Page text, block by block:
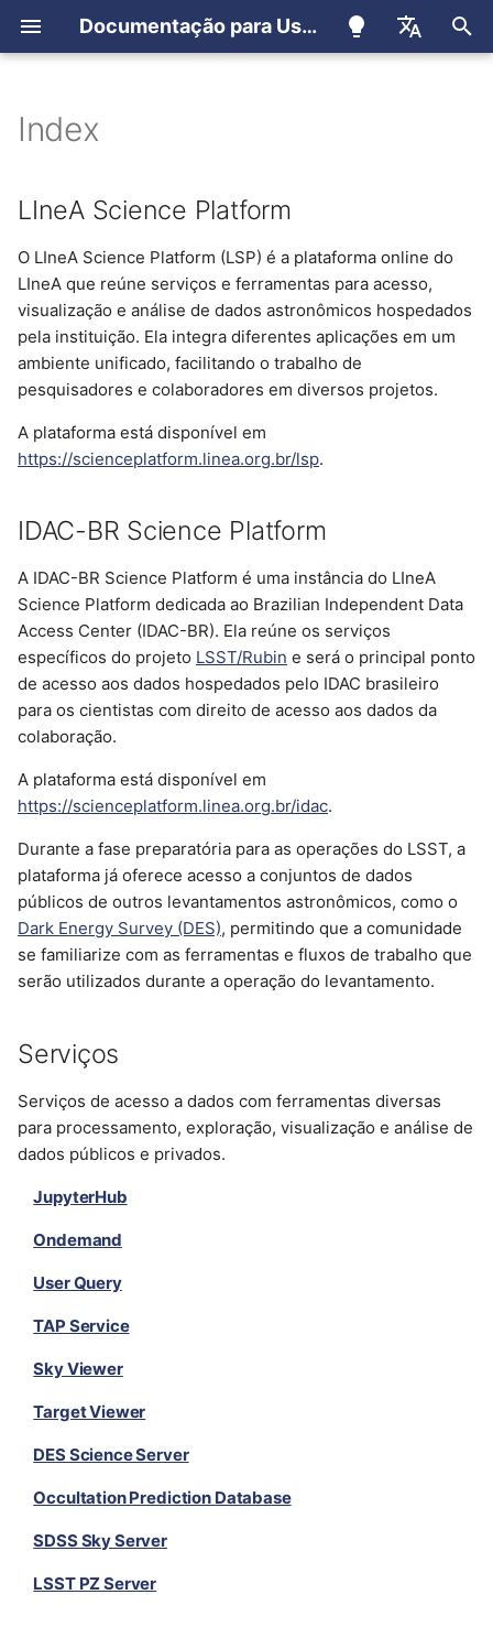
Documentação para Usuários
l
i
z
a
n
a
p
e
s
q
u
a
Registro para membros do
IDAC-BR Science Platform
JupyterHub
Ondemand
User Query
TAP Service
Sky Viewer
Target Viewer
DES Science Server
Occultation Predictions
Database
SDSS Sky Sever
LSST Photo-z Server
Solar System Portal
MaNGA Portal
Container (Apptainer)
EUPS
Conda
Jupyterlab (Ondemand)
Slurm
Job Script (exemplos)
Index
LIneA Science Platform
O LIneA Science Platform (LSP) é a plataforma online do
LIneA que reúne serviços e ferramentas para acesso,
visualização e análise de dados astronômicos hospedados
pela instituição. Ela integra diferentes aplicações em um
ambiente unificado, facilitando o trabalho de
pesquisadores e colaboradores em diversos projetos.
A plataforma está disponível em
https://scienceplatform.linea.org.br/lsp.
IDAC-BR Science Platform
A IDAC-BR Science Platform é uma instância do LIneA
Science Platform dedicada ao Brazilian Independent Data
Access Center (IDAC-BR). Ela reúne os serviços
específicos do projeto LSST/Rubin e será o principal ponto
de acesso aos dados hospedados pelo IDAC brasileiro
para os cientistas com direito de acesso aos dados da
colaboração.
A plataforma está disponível em
https://scienceplatform.linea.org.br/idac.
Durante a fase preparatória para as operações do LSST, a
plataforma já oferece acesso a conjuntos de dados
públicos de outros levantamentos astronômicos, como o
Dark Energy Survey (DES), permitindo que a comunidade
se familiarize com as ferramentas e fluxos de trabalho que
serão utilizados durante a operação do levantamento.
Serviços
Serviços de acesso a dados com ferramentas diversas
para processamento, exploração, visualização e análise de
dados públicos e privados.
JupyterHub
Ondemand
User Query
TAP Service
Sky Viewer
Target Viewer
DES Science Server
Occultation Prediction Database
SDSS Sky Server
LSST PZ Server